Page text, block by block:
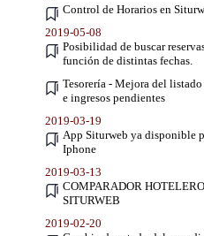
Control de Horarios en
2019-05-08
Posibilidad de buscar
función de distintas fechas.
Tesorería - Mejora del listado
e ingresos pendientes
2019-03-19
App Siturweb ya disponible
Iphone
2019-03-13
COMPARADOR
SITURWEB
2019-02-20